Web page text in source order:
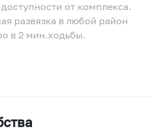
от комплекса.
развязка в любой район
в 2 мин.ходьбы.